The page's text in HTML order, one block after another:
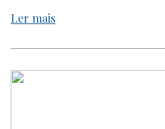
Ler mais